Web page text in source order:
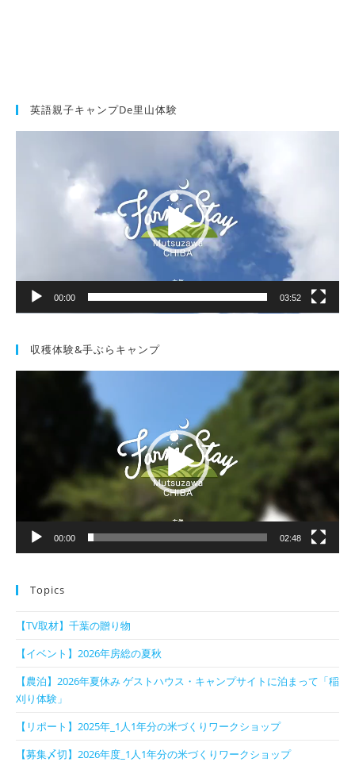
英語親子キャンプde里山体験
00:00 03:52
収穫体験&手ぶらキャンプ
00:00 02:48
Topics
【TV取材】千葉の贈り物
【イベント】2026年房総の夏秋
【農泊】2026年夏休み ゲストハウス・キャンプサイトに泊まって「稲
刈り体験」
【リポート】2025年_1人1年分の米づくりワークショップ
【募集〆切】2026年度_1人1年分の米づくりワークショップ